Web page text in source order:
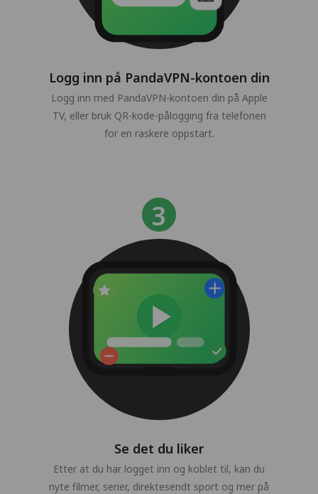
Logg inn på PandaVPN-kontoen din
Logg inn med PandaVPN-kontoen din på Apple
TV, eller bruk QR-kode-pålogging fra telefonen
for en raskere oppstart.
Se det du liker
Etter at du har logget inn og koblet til, kan du
nyte filmer, serier, direktesendt sport og mer på